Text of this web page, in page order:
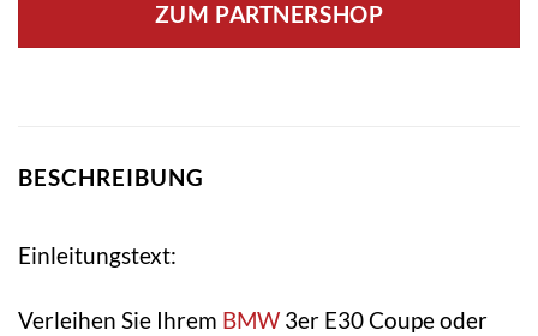
ZUM PARTNERSHOP
BESCHREIBUNG
Einleitungstext:
Verleihen Sie Ihrem BMW 3er E30 Coupe oder